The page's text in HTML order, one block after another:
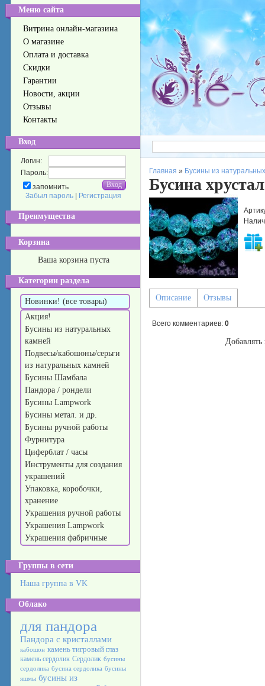
Меню сайта
Витрина онлайн-магазина
О магазине
Оплата и доставка
Скидки
Гарантии
Новости, акции
Отзывы
Контакты
Вход
Логин:
Пароль:
запомнить
Забыл пароль
Регистрация
Преимущества
Корзина
Ваша корзина пуста
Категории раздела
Новинки! (все товары)
Акция!
Бусины из натуральных
камней
Подвесы/кабошоны/серьги
из натуральных камней
Бусины Шамбала
Пандора / рондели
Бусины Lampwork
Бусины метал. и др.
Бусины ручной работы
Фурнитура
Циферблат / часы
Инструменты для создания
украшений
Упаковка, коробочки,
хранение
Украшения ручной работы
Украшения Lampwork
Украшения фабричные
Группы в сети
Наша группа в VK
Облако
для пандора
Пандора с кристаллами
кабошон камень тигровый глаз
камень сердолик Сердолик бусины
сердолика бусина сердолика бусины
яшмы бусины из
Главная » Бусины из
Бусина
Описание Отзывы
Всего комментариев: 0
Добавлять